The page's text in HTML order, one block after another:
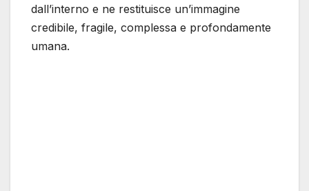
dall’interno e ne restituisce un’immagine
credibile, fragile, complessa e profondamente
umana.